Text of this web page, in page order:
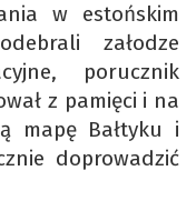
w estońskim
załodze
porucznik
z pamięci i na
mapę Bałtyku i
doprowadzić